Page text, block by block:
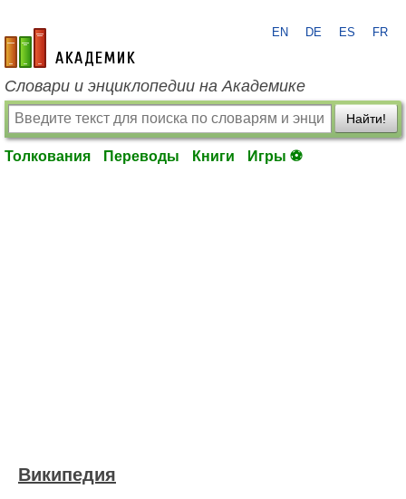
academic.ru
EN DE ES FR
Словари и энциклопедии на Академике
Найти!
Толкования Переводы Книги Игры ⚽
Википедия